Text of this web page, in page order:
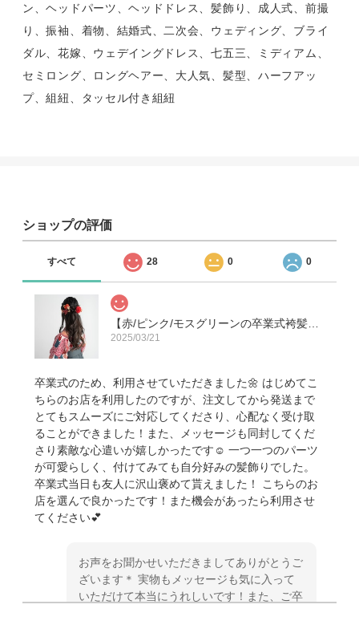
ン、ヘッドパーツ、ヘッドドレス、髪飾り、成人式、前撮
り、振袖、着物、結婚式、二次会、ウェディング、ブライ
ダル、花嫁、ウェデイングドレス、七五三、ミディアム、
セミロング、ロングヘアー、大人気、髪型、ハーフアッ
プ、組紐、タッセル付き組紐
ショップの評価
すべて 28 0 0
2025/03/21
卒業式のため、利用させていただきました🌼 はじめてこ
ちらのお店を利用したのですが、注文してから発送まで
とてもスムーズにご対応してくださり、心配なく受け取
ることができました！また、メッセージも同封してくだ
さり素敵な心遣いが嬉しかったです☺️ 一つ一つのパーツ
が可愛らしく、付けてみても自分好みの髪飾りでした。
卒業式当日も友人に沢山褒めて貰えました！ こちらのお
店を選んで良かったです！また機会があったら利用させ
てください💕
お声をお聞かせいただきましてありがとうご
ざいます＊ 実物もメッセージも気に入って
いただけて本当にうれしいです！また、ご卒